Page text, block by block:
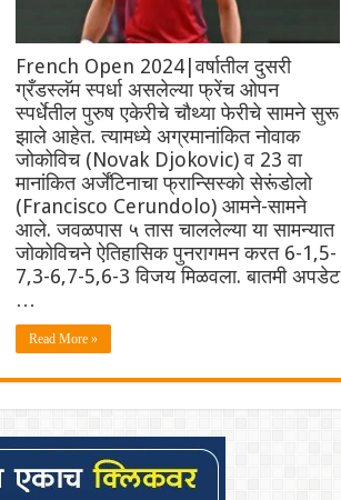
French Open 2024|वर्षातील दुसरी
ग्रँडस्लॅम स्पर्धा असलेल्या फ्रेंच ओपन
स्पर्धेतील पुरुष एकेरीचे चौथ्या फेरीचे सामने सुरू
झाले आहेत. त्यामध्ये अग्रमानांकित नोवाक
जोकोविच (Novak Djokovic) व 23 वा
मानांकित अर्जेंटिनाचा फ्रान्सिस्को सेरूंडोलो
(Francisco Cerundolo) आमने-सामने
आले. जवळपास ५ तास चाललेल्या या सामन्यात
जोकोविचने ऐतिहासिक पुनरागमन करत 6-1,5-
7,3-6,7-5,6-3 विजय मिळवला. बातमी अपडेट
…
Read More »